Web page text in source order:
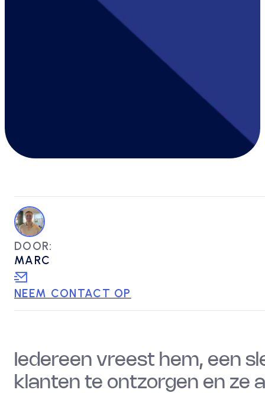
DOOR:
MARC
NEEM CONTACT OP
Iedereen vreest hem, een
klanten te ontzorgen en ze